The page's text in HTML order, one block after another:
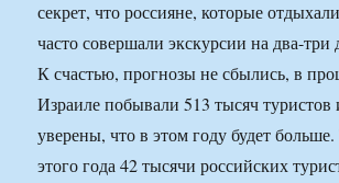
секрет, что россияне, которые
часто совершали экскурсии на два-три
К счастью, прогнозы не сбылись, в
Израиле побывали 513 тысяч
уверены, что в этом году будет
этого года 42 тысячи российских